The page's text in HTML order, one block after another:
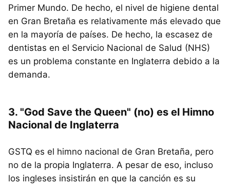
Primer Mundo. De hecho, el nivel de higiene dental
en Gran Bretaña es relativamente más elevado que
en la mayoría de países. De hecho, la escasez de
dentistas en el Servicio Nacional de Salud (NHS)
es un problema constante en Inglaterra debido a la
demanda.
3. "God Save the Queen" (no) es el Himno
Nacional de Inglaterra
GSTQ es el himno nacional de Gran Bretaña, pero
no de la propia Inglaterra. A pesar de eso, incluso
los ingleses insistirán en que la canción es su